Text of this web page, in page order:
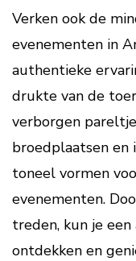
Verken ook de
evenementen in
authentieke
drukte van de
verborgen
broedplaatsen en
toneel vormen
evenementen.
treden, kun je
ontdekken en